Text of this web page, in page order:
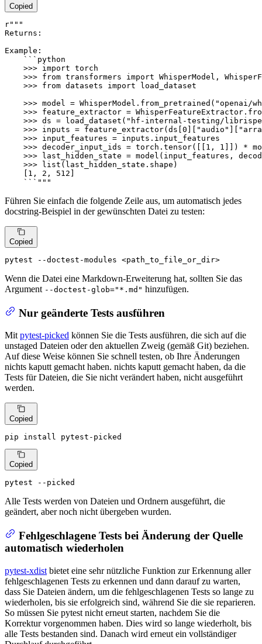
Copied
r"""
Returns:
Example:
    ```python
    >>> import torch
>>> from transformers import WhisperModel,
    >>> from datasets import load_dataset
>>> model = WhisperModel.from_pretrained("openai/
>>> feature_extractor =
>>> ds = load_dataset("hf-internal-testing/
>>> inputs =
    >>> input_features = inputs.input_features
>>> decoder_input_ids = torch.tensor([[1, 1]]) *
>>> last_hidden_state = model(input_features,
    >>> list(last_hidden_state.shape)
    [1, 2, 512]
    ```"""
Führen Sie einfach die folgende Zeile aus, um automatisch jedes
docstring-Beispiel in der gewünschten Datei zu testen:
Copied
pytest --doctest-modules <path_to_file_or_dir>
Wenn die Datei eine Markdown-Erweiterung hat, sollten Sie das
Argument --doctest-glob="*.md" hinzufügen.
Nur geänderte Tests ausführen
Mit pytest-picked können Sie die Tests ausführen, die sich auf die
unstaged Dateien oder den aktuellen Zweig (gemäß Git) beziehen.
Auf diese Weise können Sie schnell testen, ob Ihre Änderungen
nichts kaputt gemacht haben. nichts kaputt gemacht haben, da die
Tests für Dateien, die Sie nicht verändert haben, nicht ausgeführt
werden.
Copied
pip install pytest-picked
Copied
pytest --picked
Alle Tests werden von Dateien und Ordnern ausgeführt, die
geändert, aber noch nicht übergeben wurden.
Fehlgeschlagene Tests bei Änderung der Quelle
automatisch wiederholen
pytest-xdist bietet eine sehr nützliche Funktion zur Erkennung aller
fehlgeschlagenen Tests zu erkennen und dann darauf zu warten,
dass Sie Dateien ändern, um die fehlgeschlagenen Tests so lange zu
wiederholen, bis sie erfolgreich sind, während Sie die sie reparieren.
So müssen Sie pytest nicht erneut starten, nachdem Sie die
Korrektur vorgenommen haben. Dies wird so lange wiederholt, bis
alle Tests bestanden sind. Danach wird erneut ein vollständiger